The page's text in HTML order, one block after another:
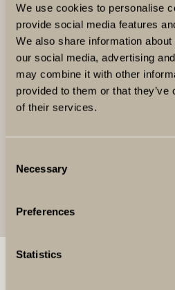
We use cookies to personalise
provide social media features
We also share information
our social media, advertising
may combine it with other
provided to them or that
of their services.
Selection
Necessary
Preferences
Statistics
ekologiskt.
Uppdaterad: 21